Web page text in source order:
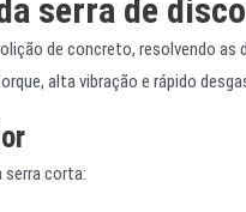
serra de
de concreto, resolvendo
alta vibração e rápido
serra corta: